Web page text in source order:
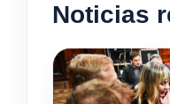
Noticias